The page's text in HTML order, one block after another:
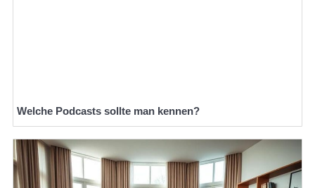
Welche Podcasts sollte man kennen?